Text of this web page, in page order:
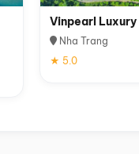
Vinpearl Luxury
Nha Trang
★ 5.0